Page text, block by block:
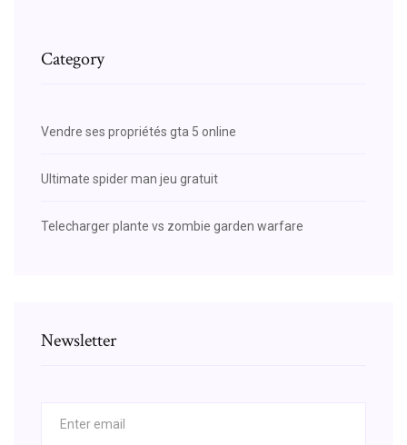
Category
Vendre ses propriétés gta 5 online
Ultimate spider man jeu gratuit
Telecharger plante vs zombie garden warfare
Newsletter